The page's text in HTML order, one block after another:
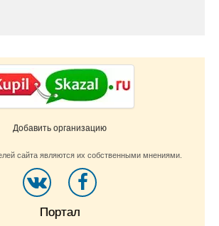
Добавить организацию
сайта являются их собственными мнениями.
Портал